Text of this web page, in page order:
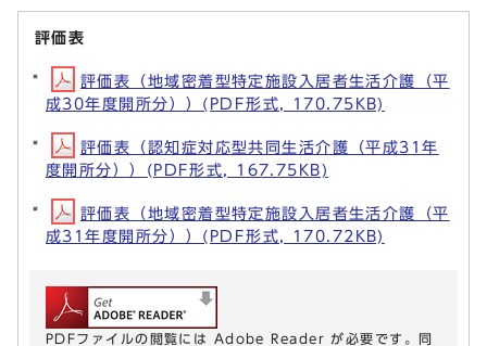
評価表
評価表（地域密着型特定施設入居者生活介護（平
成30年度開所分））(PDF形式, 170.75KB)
評価表（認知症対応型共同生活介護（平成31年
度開所分））(PDF形式, 167.75KB)
評価表（地域密着型特定施設入居者生活介護（平
成31年度開所分））(PDF形式, 170.72KB)
PDFファイルの閲覧には Adobe Reader が必要です。同